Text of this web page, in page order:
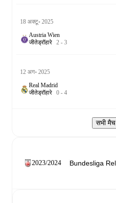
18 अक्टू॰ 2025
Austria Wien
जीतेड्रॉहारे 2 - 3
12 अग॰ 2025
Real Madrid
जीतेड्रॉहारे 0 - 4
सभी मैच
2023/2024